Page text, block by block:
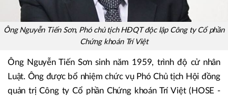
Ông Nguyễn Tiến Sơn, Phó chủ tịch HĐQT độc lập Công ty Cổ phần
Chứng khoán Trí Việt
Ông Nguyễn Tiến Sơn sinh năm 1959, trình độ cử nhân
Luật. Ông được bổ nhiệm chức vụ Phó Chủ tịch Hội đồng
quản trị Công ty Cổ phần Chứng khoán Trí Việt (HOSE -